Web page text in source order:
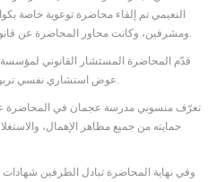
النعيمي تم إلقاء محاضرة توعوية خاصة
ومشرفين، وكانت محاور المحاضرة عن قانون حقوق الطفل ومبادرة السلام الرقمية.
قدّم المحاضرة المستشار القانوني لمؤسسة
عوض استشاري نفسي تربوي. والأستاذة دعاء فتحي أخصائية سلوك.
تعرّف منسوبي مدرسة عجمان في المحاضرة
حمايته من جميع مظاهر الإهمال،
وفي نهاية المحاضرة تبادل الطرفين